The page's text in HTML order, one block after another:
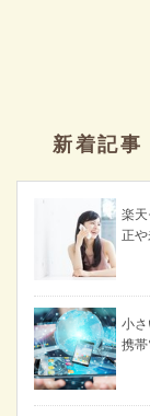
新着記事
楽
正
小
携帯